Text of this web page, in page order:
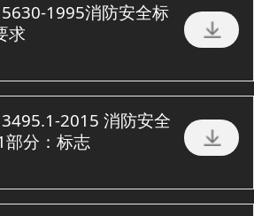
1995消防安全标
求
2015 消防安全
部分：标志